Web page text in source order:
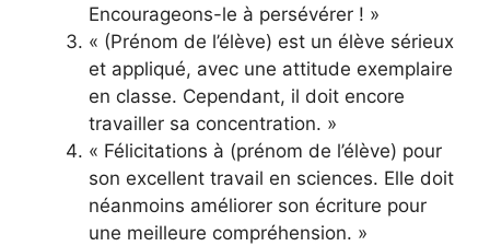
Encourageons-le à persévérer ! »
« (Prénom de l’élève) est un élève sérieux
et appliqué, avec une attitude exemplaire
en classe. Cependant, il doit encore
travailler sa concentration. »
« Félicitations à (prénom de l’élève) pour
son excellent travail en sciences. Elle doit
néanmoins améliorer son écriture pour
une meilleure compréhension. »